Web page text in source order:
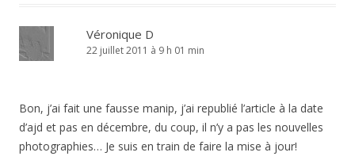
Véronique D
22 juillet 2011 à 9 h 01 min
Bon, j’ai fait une fausse manip, j’ai republié l’article à la date
d’ajd et pas en décembre, du coup, il n’y a pas les nouvelles
photographies… Je suis en train de faire la mise à jour!